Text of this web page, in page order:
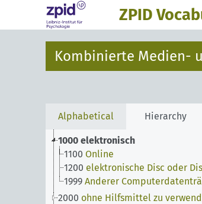
ZPID
Kombinierte Medien-
Alphabetical Hierarchy
1000 elektronisch
1100 Online
1200 elektronische Disc oder
1999 Anderer
2000 ohne Hilfsmittel zu